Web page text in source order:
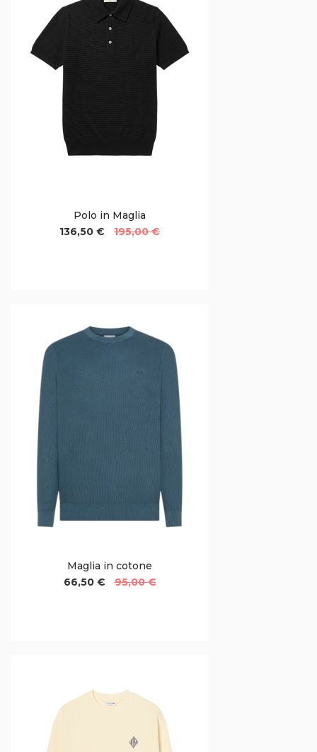
Polo in Maglia
136,50 €
195,00 €
Maglia in cotone
66,50 €
95,00 €